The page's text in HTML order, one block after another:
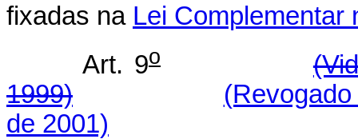
fixadas na Lei Complementar
Art. 9o
1999)
de 2001)